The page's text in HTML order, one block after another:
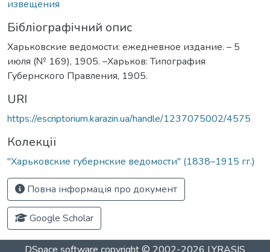
извещения
Бібліографічний опис
Харьковские ведомости: ежедневное издание. – 5
июля (№ 169), 1905. –Харьков: Типография
Губернского Правления, 1905.
URI
https://escriptorium.karazin.ua/handle/1237075002/4575
Колекції
"Харьковские губернские ведомости" (1838–1915 гг.)
Повна інформація про документ
Google Scholar